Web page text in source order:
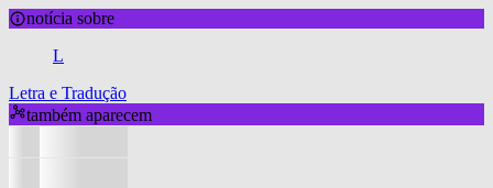
notícia sobre
L
Letra e Tradução
também aparecem